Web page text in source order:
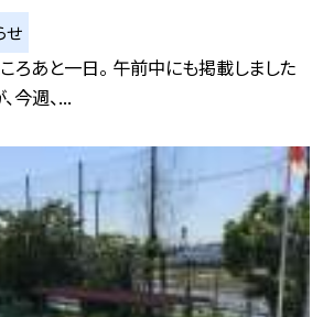
せ
ろあと一日。 午前中にも掲載しました
今週、...